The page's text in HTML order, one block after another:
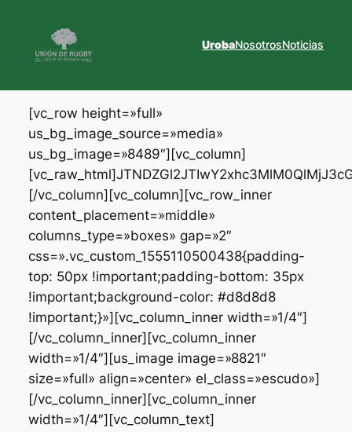
contenido
UrobaNosotrosNoticias
[vc_row height=»full»
us_bg_image_source=»media»
us_bg_image=»8489″][vc_column]
[/vc_column][vc_column][vc_row_inner
content_placement=»middle»
columns_type=»boxes» gap=»2″
css=».vc_custom_1555110500438{padding-
top: 50px !important;padding-bottom: 35px
!important;background-color: #d8d8d8
!important;}»][vc_column_inner width=»1/4″]
[/vc_column_inner][vc_column_inner
width=»1/4″][us_image image=»8821″
size=»full» align=»center» el_class=»escudo»]
[/vc_column_inner][vc_column_inner
width=»1/4″][vc_column_text]